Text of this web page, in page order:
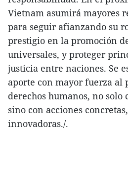
Vietnam asumirá mayores
para seguir afianzando su
prestigio en la promoción
universales, y proteger
justicia entre naciones. Se
aporte con mayor fuerza al
derechos humanos, no solo
sino con acciones
innovadoras./.